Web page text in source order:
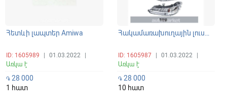
Հետևի լապտեր Amiwa
ID: 1605989 01.03.2022
Առկա է
֏ 28 000
1 հատ
Հակամառախուղային լուսարձակ
ID: 1605987 01.03.2022
Առկա է
֏28 000
10 հատ